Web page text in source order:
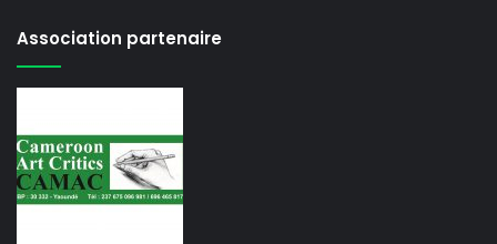
Association partenaire